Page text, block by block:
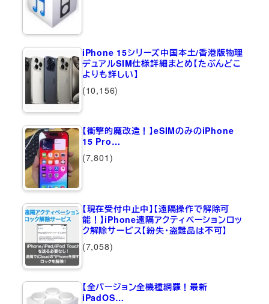
iPhone 15シリーズ中国本土/香港版物理
デュアルSIM仕様詳細まとめ【たぶんどこ
よりも詳しい】
(10,156)
【衝撃的魔改造！】eSIMのみのiPhone
15 Pro…
(7,801)
【現在受付中止中】【遠隔操作で解除可
能！】iPhone遠隔アクティベーションロッ
ク解除サービス【紛失・盗難品は不可】
(7,058)
【全バージョン全機種網羅！最新
iPadOS…